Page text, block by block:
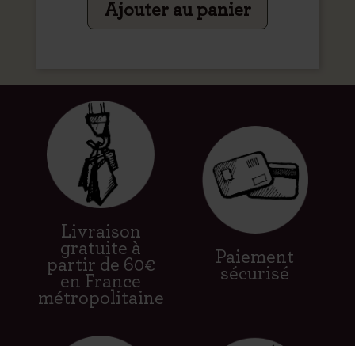
Ajouter au panier
Livraison
gratuite à
partir de 60€
en France
métropolitaine
Paiement
sécurisé